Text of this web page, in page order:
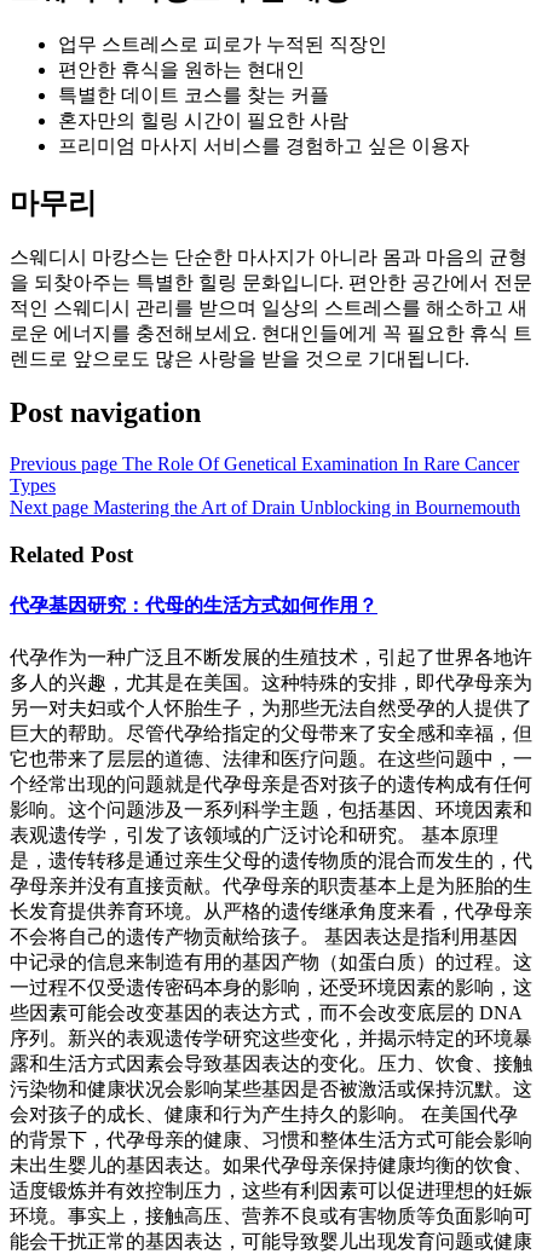
업무 스트레스로 피로가 누적된 직장인
편안한 휴식을 원하는 현대인
특별한 데이트 코스를 찾는 커플
혼자만의 힐링 시간이 필요한 사람
프리미엄 마사지 서비스를 경험하고 싶은 이용자
마무리
스웨디시 마캉스는 단순한 마사지가 아니라 몸과 마음의 균형
을 되찾아주는 특별한 힐링 문화입니다. 편안한 공간에서 전문
적인 스웨디시 관리를 받으며 일상의 스트레스를 해소하고 새
로운 에너지를 충전해보세요. 현대인들에게 꼭 필요한 휴식 트
렌드로 앞으로도 많은 사랑을 받을 것으로 기대됩니다.
Post navigation
Previous page The Role Of Genetical Examination In Rare Cancer
Types
Next page Mastering the Art of Drain Unblocking in Bournemouth
Related Post
代孕基因研究：代母的生活方式如何作用？
代孕作为一种广泛且不断发展的生殖技术，引起了世界各地许
多人的兴趣，尤其是在美国。这种特殊的安排，即代孕母亲为
另一对夫妇或个人怀胎生子，为那些无法自然受孕的人提供了
巨大的帮助。尽管代孕给指定的父母带来了安全感和幸福，但
它也带来了层层的道德、法律和医疗问题。在这些问题中，一
个经常出现的问题就是代孕母亲是否对孩子的遗传构成有任何
影响。这个问题涉及一系列科学主题，包括基因、环境因素和
表观遗传学，引发了该领域的广泛讨论和研究。 基本原理
是，遗传转移是通过亲生父母的遗传物质的混合而发生的，代
孕母亲并没有直接贡献。代孕母亲的职责基本上是为胚胎的生
长发育提供养育环境。从严格的遗传继承角度来看，代孕母亲
不会将自己的遗传产物贡献给孩子。 基因表达是指利用基因
中记录的信息来制造有用的基因产物（如蛋白质）的过程。这
一过程不仅受遗传密码本身的影响，还受环境因素的影响，这
些因素可能会改变基因的表达方式，而不会改变底层的 DNA
序列。新兴的表观遗传学研究这些变化，并揭示特定的环境暴
露和生活方式因素会导致基因表达的变化。压力、饮食、接触
污染物和健康状况会影响某些基因是否被激活或保持沉默。这
会对孩子的成长、健康和行为产生持久的影响。 在美国代孕
的背景下，代孕母亲的健康、习惯和整体生活方式可能会影响
未出生婴儿的基因表达。如果代孕母亲保持健康均衡的饮食、
适度锻炼并有效控制压力，这些有利因素可以促进理想的妊娠
环境。事实上，接触高压、营养不良或有害物质等负面影响可
能会干扰正常的基因表达，可能导致婴儿出现发育问题或健康